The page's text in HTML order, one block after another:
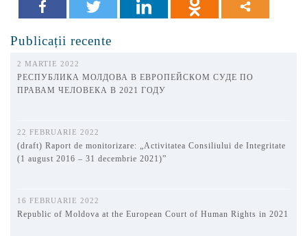
Publicații recente
2 MARTIE 2022
РЕСПУБЛИКА МОЛДОВА В ЕВРОПЕЙСКОМ СУДЕ ПО
ПРАВАМ ЧЕЛОВЕКА В 2021 ГОДУ
22 FEBRUARIE 2022
(draft) Raport de monitorizare: „Activitatea Consiliului de Integritate
(1 august 2016 – 31 decembrie 2021)”
16 FEBRUARIE 2022
Republic of Moldova at the European Court of Human Rights in 2021